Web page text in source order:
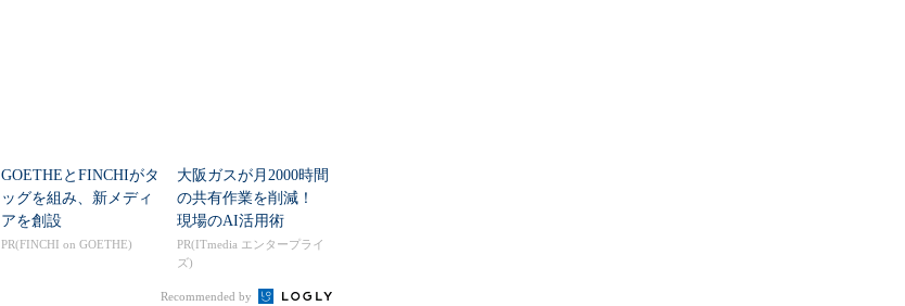
GOETHEとFINCHIがタ
ッグを組み、新メディ
アを創設
PR(FINCHI on GOETHE)
大阪ガスが月2000時間
の共有作業を削減！
現場のAI活用術
PR(ITmedia エンタープライ
ズ)
Recommended by